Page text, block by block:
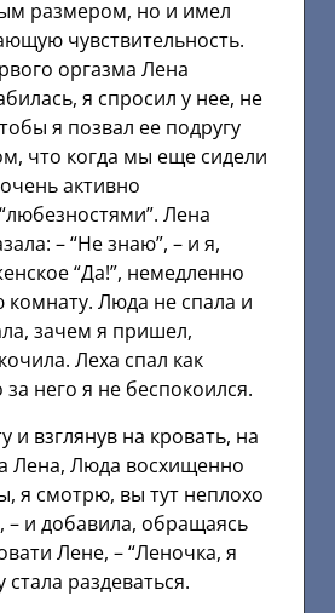
размером, но и имел
чувствительность.
оргазма Лена
я спросил у нее, не
я позвал ее подругу
что когда мы еще сидели
активно
Лена
– “Не знаю”, – и я,
“Да!”, немедленно
комнату. Люда не спала и
зачем я пришел,
Леха спал как
него я не беспокоился.
и взглянув на кровать, на
Лена, Люда восхищенно
я смотрю, вы тут неплохо
– и добавила, обращаясь
Лене, – “Леночка, я
стала раздеваться.